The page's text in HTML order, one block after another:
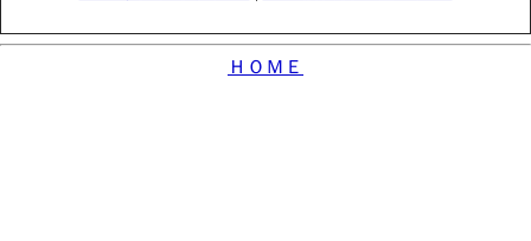
ＨＯＭＥ